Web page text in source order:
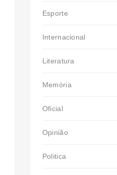
Esporte
Internacional
Literatura
Memória
Oficial
Opinião
Politica